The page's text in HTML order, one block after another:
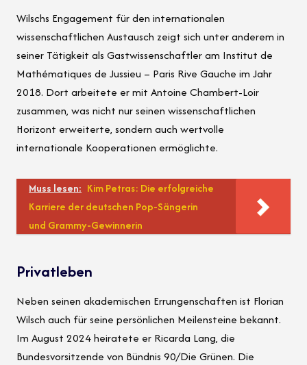
Wilschs Engagement für den internationalen
wissenschaftlichen Austausch zeigt sich unter anderem in
seiner Tätigkeit als Gastwissenschaftler am Institut de
Mathématiques de Jussieu – Paris Rive Gauche im Jahr
2018. Dort arbeitete er mit Antoine Chambert-Loir
zusammen, was nicht nur seinen wissenschaftlichen
Horizont erweiterte, sondern auch wertvolle
internationale Kooperationen ermöglichte.
Muss lesen: Kim Petras: Die erfolgreiche
Karriere der deutschen Pop-Sängerin
und Grammy-Gewinnerin
Privatleben
Neben seinen akademischen Errungenschaften ist Florian
Wilsch auch für seine persönlichen Meilensteine bekannt.
Im August 2024 heiratete er Ricarda Lang, die
Bundesvorsitzende von Bündnis 90/Die Grünen. Die